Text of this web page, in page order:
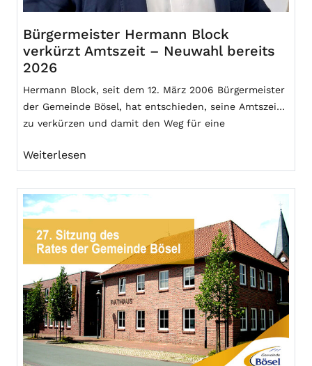
Bürgermeister Hermann Block
verkürzt Amtszeit – Neuwahl bereits
2026
Hermann Block, seit dem 12. März 2006 Bürgermeister
der Gemeinde Bösel, hat entschieden, seine Amtszeit
zu verkürzen und damit den Weg für eine
freizumachen.
Weiterlesen